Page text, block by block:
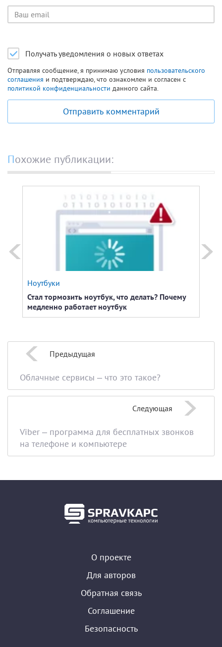
Email
пользователя
Получать уведомления о новых ответах
Отправляя сообщение, я принимаю условия пользовательского
соглашения и подтверждаю, что ознакомлен и согласен с
политикой конфиденциальности данного сайта.
Отправить комментарий
Похожие публикации:
Ноутбуки
Стал тормозить ноутбук, что делать? Почему
медленно работает ноутбук
Предыдущая
Облачные сервисы – что это такое?
Следующая
Viber – программа для бесплатных звонков
на телефоне и компьютере
О проекте
Для авторов
Обратная связь
Соглашение
Безопасность